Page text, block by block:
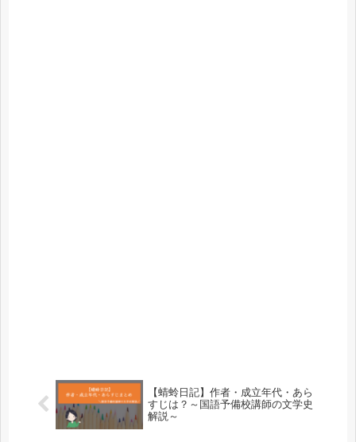
【蜻蛉日記】作者・成立年代・あら
すじは？～国語予備校講師の文学史
解説～